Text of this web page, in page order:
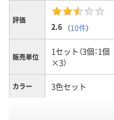
評価
2.6 （10件）
販売単位
1セット（3個：1個
×3）
カラー 3色セット